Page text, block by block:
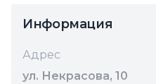
Информация
Адрес
ул. Некрасова, 10